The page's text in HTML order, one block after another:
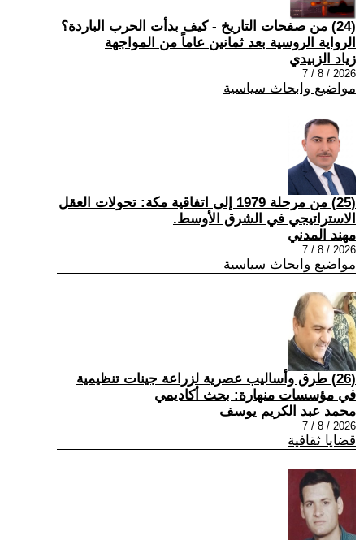
(24) من صفحات التاريخ - كيف بدأت الحرب الباردة؟
الرواية الروسية بعد ثمانين عاماً من المواجهة
زياد الزبيدي
2026 / 8 / 7
مواضيع وابحاث سياسية
(25) من مرحلة 1979 إلى اتفاقية مكة: تحولات العقل
الاستراتيجي في الشرق الأوسط.
مهند المدني
2026 / 8 / 7
مواضيع وابحاث سياسية
(26) طرق وأساليب عصرية لزراعة جينات تنظيمية
في مؤسسات منهارة: بحث أكاديمي
محمد عبد الكريم يوسف
2026 / 8 / 7
قضايا ثقافية